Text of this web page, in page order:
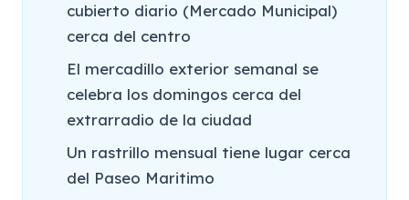
cubierto diario (Mercado Municipal)
cerca del centro
El mercadillo exterior semanal se
celebra los domingos cerca del
extrarradio de la ciudad
Un rastrillo mensual tiene lugar cerca
del Paseo Maritimo